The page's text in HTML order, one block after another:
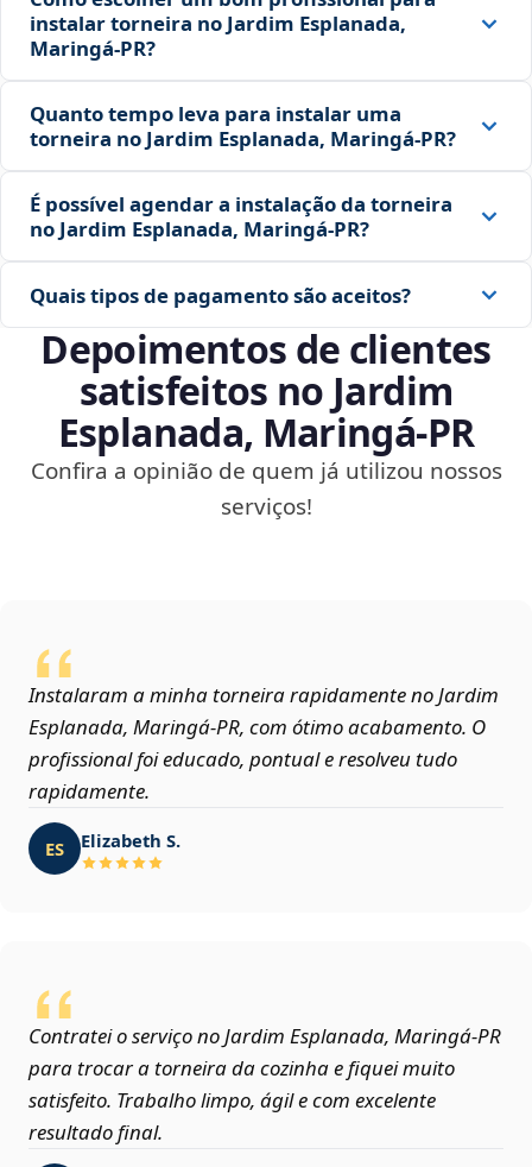
instalar torneira no Jardim Esplanada,
Maringá‑PR?
Quanto tempo leva para instalar uma
torneira no Jardim Esplanada, Maringá‑PR?
É possível agendar a instalação da torneira
no Jardim Esplanada, Maringá‑PR?
Quais tipos de pagamento são aceitos?
Depoimentos de clientes
satisfeitos no Jardim
Esplanada, Maringá‑PR
Confira a opinião de quem já utilizou nossos
serviços!
Instalaram a minha torneira rapidamente no Jardim
Esplanada, Maringá‑PR, com ótimo acabamento. O
profissional foi educado, pontual e resolveu tudo
rapidamente.
ES Elizabeth S.
Contratei o serviço no Jardim Esplanada, Maringá‑PR
para trocar a torneira da cozinha e fiquei muito
satisfeito. Trabalho limpo, ágil e com excelente
resultado final.